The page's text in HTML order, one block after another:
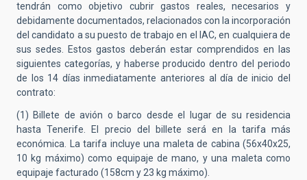
tendrán como objetivo cubrir gastos reales, necesarios y
debidamente documentados, relacionados con la incorporación
del candidato a su puesto de trabajo en el IAC, en cualquiera de
sus sedes. Estos gastos deberán estar comprendidos en las
siguientes categorías, y haberse producido dentro del periodo
de los 14 días inmediatamente anteriores al día de inicio del
contrato:
(1) Billete de avión o barco desde el lugar de su residencia
hasta Tenerife. El precio del billete será en la tarifa más
económica. La tarifa incluye una maleta de cabina (56x40x25,
10 kg máximo) como equipaje de mano, y una maleta como
equipaje facturado (158cm y 23 kg máximo).